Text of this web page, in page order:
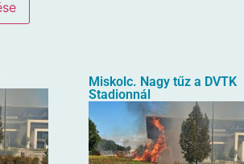
Miskolc. Nagy tűz a DVTK
Stadionnál